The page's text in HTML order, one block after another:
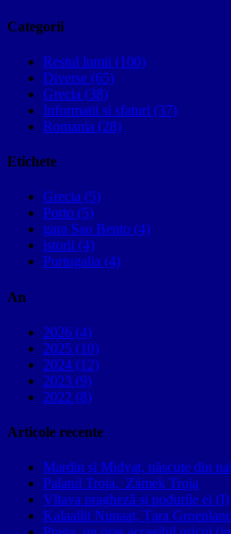
Categorii
Restul lumii (100)
Diverse (65)
Grecia (38)
Informatii si sfaturi (37)
Romania (28)
Etichete
Grecia (5)
Porto (5)
gara Sao Bento (4)
istorii (4)
Portugalia (4)
An
2026 (4)
2025 (10)
2024 (12)
2023 (9)
2022 (8)
Articole recente
Mardin și Midyat, născute din
Palatul Troja, Zámek Troja
Vltava pragheză și podurile ei (I)
Kalaallit Nunaat, Țara